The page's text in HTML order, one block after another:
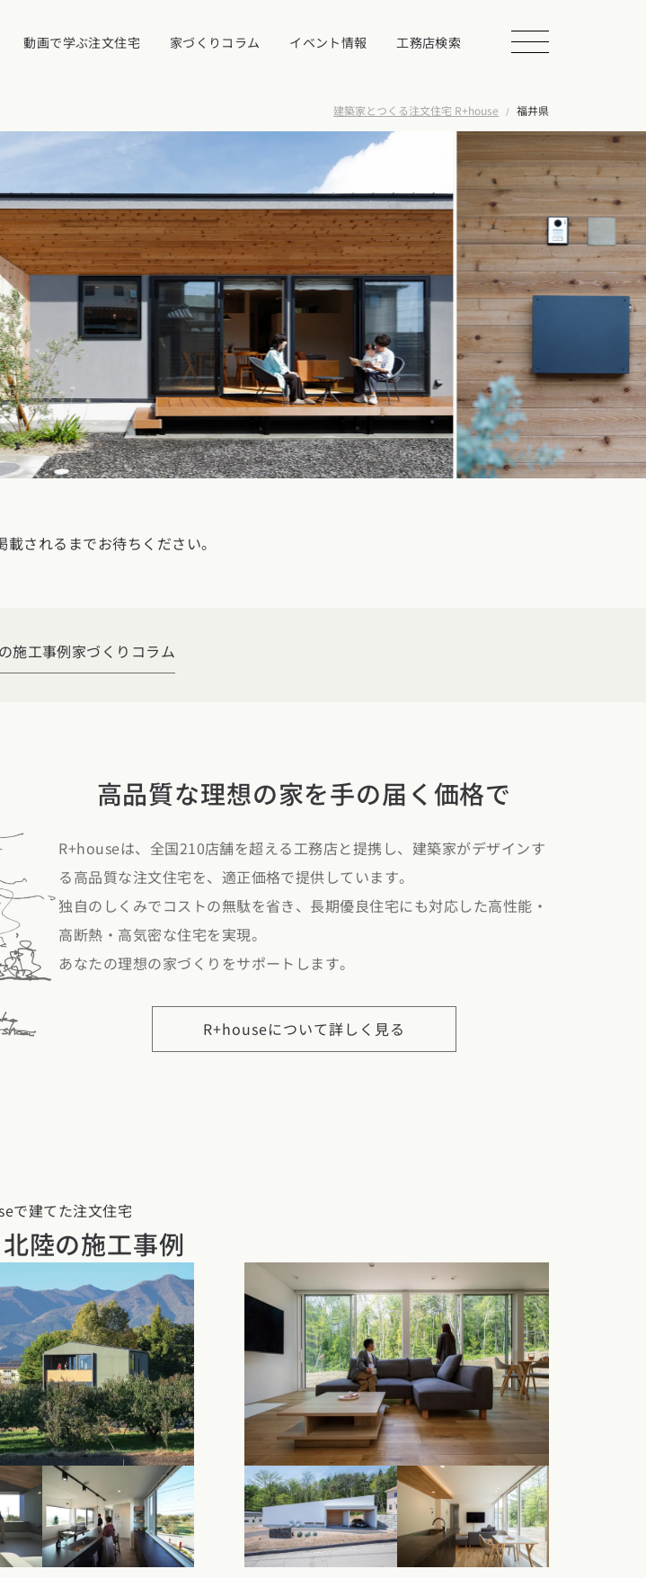
動画で学ぶ注文住宅 家づくりコラム イベント情報 工務店検索
県
県 沖縄県
県 沖縄県
カタログ請求する
近くの工務店に相談する
チェックポイントがわかる！
家づくり３つのお役立ちツール
建築家とつくる注文住宅 R+house 福井県
されるまでお待ちください。
施工事例家づくりコラム
高品質な理想の家を手の届く価格で
R+houseは、全国210店舗を超える工務店と提携し、建築家がデザインす
る高品質な注文住宅を、適正価格で提供しています。
独自のしくみでコストの無駄を省き、長期優良住宅にも対応した高性能・
高断熱・高気密な住宅を実現。
あなたの理想の家づくりをサポートします。
R+houseについて詳しく見る
で建てた注文住宅
陸の施工事例